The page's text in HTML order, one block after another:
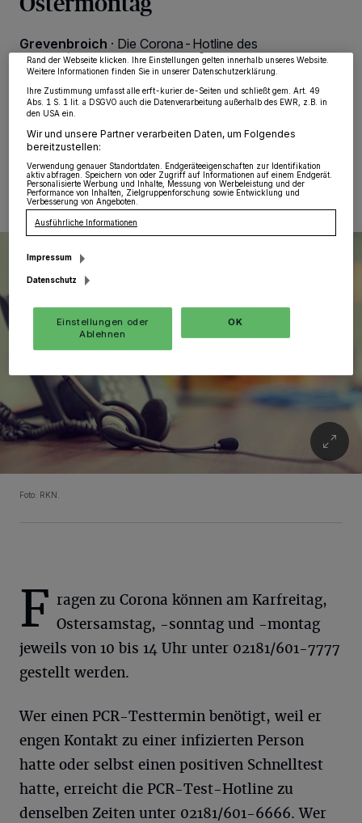
Grevenbroich · Die Corona-Hotline des
Kreisgesundheitsamtes ist auch an den Osterfeiertagen
vom 15. bis 18. April erreichbar. Darauf weist der
Rhein-Kreis hin.
12.04.2022 , 11:37 Uhr Eine Minute Lesezeit
Foto: RKN.
F ragen zu Corona können am Karfreitag,
Ostersamstag, -sonntag und -montag
jeweils von 10 bis 14 Uhr unter 02181/601-7777
gestellt werden.
Wer einen PCR-Testtermin benötigt, weil er
engen Kontakt zu einer infizierten Person
hatte oder selbst einen positiven Schnelltest
hatte, erreicht die PCR-Test-Hotline zu
denselben Zeiten unter 02181/601-6666. Wer
Partner verarbeiten Daten, um Ihnen Dienste bereitzustellen“ aufgeführten
Zwecke. Wenn Tracker deaktiviert sind, sind manche Inhalte und Anzeigen
wieder aufrufen, um Ihre Einstellungen zu ändern oder Ihre Einwilligung zu
widerrufen, indem Sie auf den Link Einstellungen oder Ablehnen am unteren
Rand der Webseite klicken. Ihre Einstellungen gelten innerhalb unseres Website.
Weitere Informationen finden Sie in unserer Datenschutzerklärung.
Ihre Zustimmung umfasst alle erft-kurier.de-Seiten und schließt gem. Art. 49
Abs. 1 S. 1 lit. a DSGVO auch die Datenverarbeitung außerhalb des EWR, z.B. in
den USA ein.
Wir und unsere Partner verarbeiten Daten, um Folgendes
bereitzustellen:
Verwendung genauer Standortdaten. Endgeräteeigenschaften zur Identifikation
aktiv abfragen. Speichern von oder Zugriff auf Informationen auf einem Endgerät.
Personalisierte Werbung und Inhalte, Messung von Werbeleistung und der
Performance von Inhalten, Zielgruppenforschung sowie Entwicklung und
Verbesserung von Angeboten.
Ausführliche Informationen
Impressum
Datenschutz
Einstellungen oder
Ablehnen
OK